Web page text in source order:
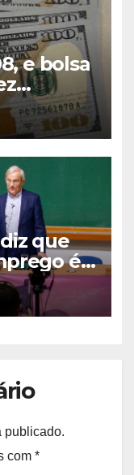
e bolsa
que
é
publicado.
com *